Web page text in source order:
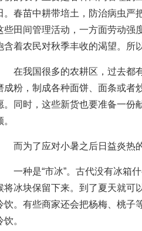
。春苗中耕带培土，防治病虫严
些田间管理活动，一方面劳动强
含着农民对秋季丰收的渴望。所
在我国很多的农耕区，过去都有
成粉，制成各种面饼、面条或者
。同时，这些新货也要准备一份
。
而为了应对小暑之后日益炎热的
一种是“市冰”。古代没有冰箱什
将冰块保留下来。到了夏天就可
饮。有些商家还会把杨梅、桃子
饮。